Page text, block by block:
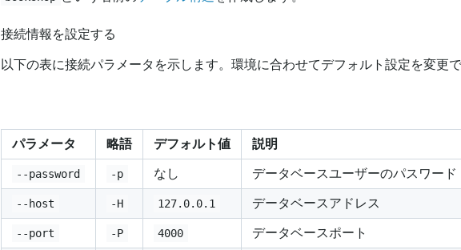
接続情報を設定する
以下の表に接続パラメータを示します。環境に合わせてデフォルト設定を変更で
パラメータ 略語 デフォルト値 説明
--password -p なし データベースユーザーのパスワード
--host -H 127.0.0.1 データベースアドレス
--port -P 4000 データベースポート